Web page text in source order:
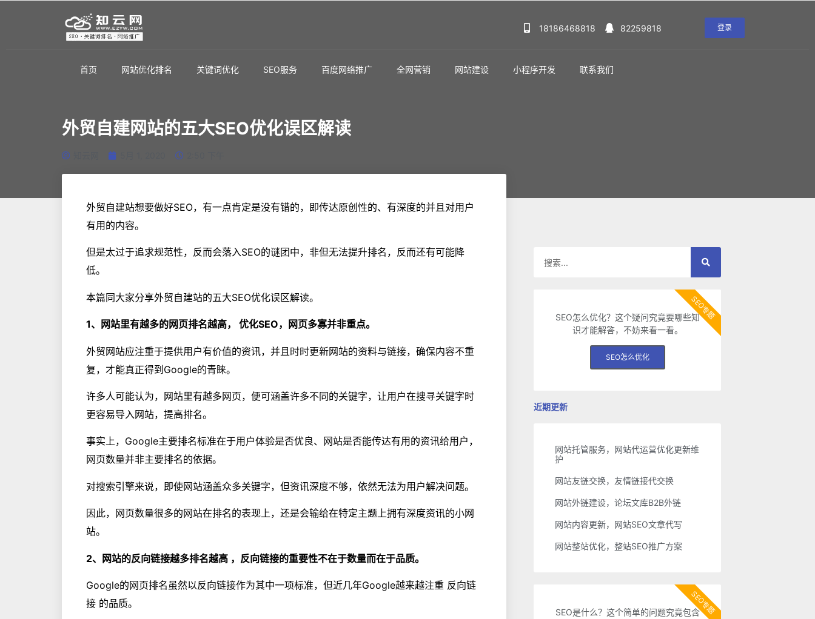
18186468818 82259818 登录
首页 网站优化排名 关键词优化 SEO服务 百度网络推广 全网营销 网站建设 小程序开发 联系我们
外贸自建网站的五大SEO优化误区解读
外贸自建站想要做好SEO，有一点肯定是没有错的，即传达原创性的、有深度的并且对用户
有用的内容。
但是太过于追求规范性，反而会落入SEO的谜团中，非但无法提升排名，反而还有可能降
低。
本篇同大家分享外贸自建站的五大SEO优化误区解读。
1、网站里有越多的网页排名越高， 优化SEO，网页多寡并非重点。
外贸网站应注重于提供用户有价值的资讯，并且时时更新网站的资料与链接，确保内容不重
复，才能真正得到Google的青睐。
许多人可能认为，网站里有越多网页，便可涵盖许多不同的关键字，让用户在搜寻关键字时
更容易导入网站，提高排名。
事实上，Google主要排名标准在于用户体验是否优良、网站是否能传达有用的资讯给用户，
网页数量并非主要排名的依据。
对搜索引擎来说，即使网站涵盖众多关键字，但资讯深度不够，依然无法为用户解决问题。
因此，网页数量很多的网站在排名的表现上，还是会输给在特定主题上拥有深度资讯的小网
站。
2、网站的反向链接越多排名越高 ，反向链接的重要性不在于数量而在于品质。
Google的网页排名虽然以反向链接作为其中一项标准，但近几年Google越来越注重 反向链
接 的品质。
SEO怎么优化？这个疑问究竟要哪些知
识才能解答，不妨来看一看。
SEO怎么优化
SEO专题
近期更新
网站托管服务，网站代运营优化更新维
护
网站友链交换，友情链接代交换
网站外链建设，论坛文库B2B外链
网站内容更新，网站SEO文章代写
网站整站优化，整站SEO推广方案
SEO是什么？这个简单的问题究竟包含SEO专题